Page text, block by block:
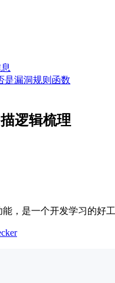
是漏洞规则函数
逻辑梳理
能，是一个开发学习的好